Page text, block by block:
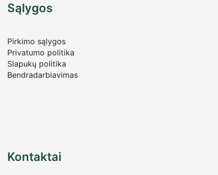
Sąlygos
Pirkimo sąlygos
Privatumo politika
Slapukų politika
Bendradarbiavimas
Kontaktai